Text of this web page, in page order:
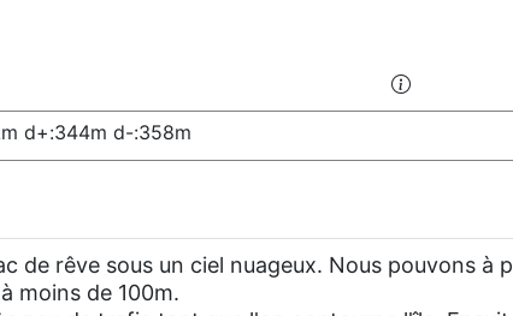
d+:344m d-:358m
de rêve sous un ciel nuageux. Nous pouvons à
moins de 100m.